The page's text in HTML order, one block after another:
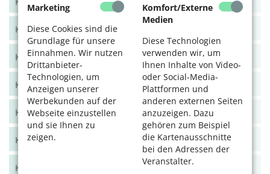
Marketing
Diese Cookies sind die
Grundlage für unsere
Einnahmen. Wir nutzen
Drittanbieter-
Technologien, um
Anzeigen unserer
Werbekunden auf der
Webseite einzustellen
und sie Ihnen zu
zeigen.
Komfort/Externe
Medien
Diese Technologien
verwenden wir, um
Ihnen Inhalte von Video-
oder Social-Media-
Plattformen und
anderen externen Seiten
anzuzeigen. Dazu
gehören zum Beispiel
die Kartenausschnitte
bei den Adressen der
Veranstalter.
KölnerLeben Okt/Nov 19
KölnerLeben Aug/Sept 2019
KölnerLeben Juni/Juli 2019
KölnerLeben April/Mai 2019
KölnerLeben Feb/März 2019
KölnerLeben Dez 18/Jan 19